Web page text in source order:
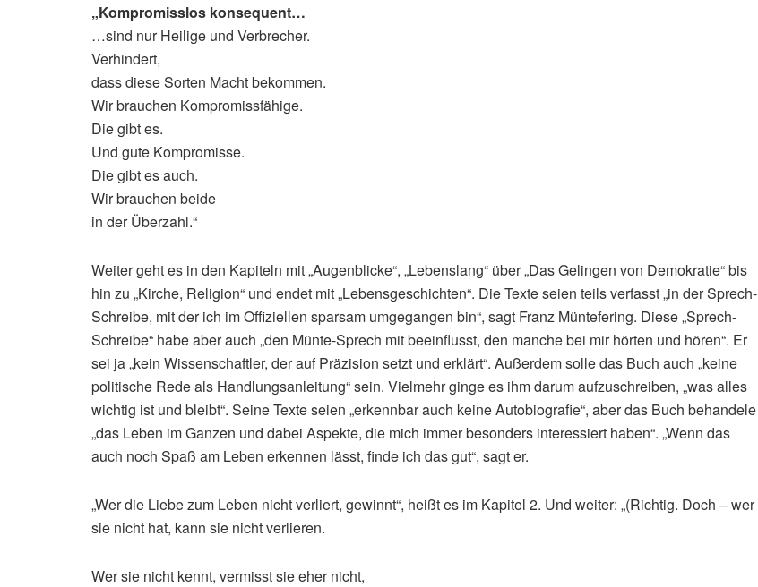
„Kompromisslos konsequent…
…sind nur Heilige und Verbrecher.
Verhindert,
dass diese Sorten Macht bekommen.
Wir brauchen Kompromissfähige.
Die gibt es.
Und gute Kompromisse.
Die gibt es auch.
Wir brauchen beide
in der Überzahl.“
Weiter geht es in den Kapiteln mit „Augenblicke“, „Lebenslang“ über „Das Gelingen von Demokratie“ bis
hin zu „Kirche, Religion“ und endet mit „Lebensgeschichten“. Die Texte seien teils verfasst „in der Sprech-
Schreibe, mit der ich im Offiziellen sparsam umgegangen bin“, sagt Franz Müntefering. Diese „Sprech-
Schreibe“ habe aber auch „den Münte-Sprech mit beeinflusst, den manche bei mir hörten und hören“. Er
sei ja „kein Wissenschaftler, der auf Präzision setzt und erklärt“. Außerdem solle das Buch auch „keine
politische Rede als Handlungsanleitung“ sein. Vielmehr ginge es ihm darum aufzuschreiben, „was alles
wichtig ist und bleibt“. Seine Texte seien „erkennbar auch keine Autobiografie“, aber das Buch behandele
„das Leben im Ganzen und dabei Aspekte, die mich immer besonders interessiert haben“. „Wenn das
auch noch Spaß am Leben erkennen lässt, finde ich das gut“, sagt er.
„Wer die Liebe zum Leben nicht verliert, gewinnt“, heißt es im Kapitel 2. Und weiter: „(Richtig. Doch – wer
sie nicht hat, kann sie nicht verlieren.
Wer sie nicht kennt, vermisst sie eher nicht,